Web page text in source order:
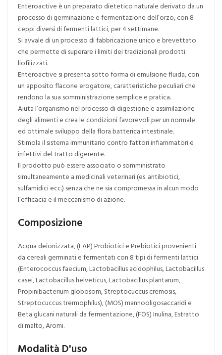
Enteroactive è un preparato dietetico naturale derivato da un
processo di germinazione e fermentazione dell’orzo, con 8
ceppi diversi di fermenti lattici, per 4 settimane.
Si avvale di un processo di fabbricazione unico e brevettato
che permette di superare i limiti dei tradizionali prodotti
liofilizzati.
Enteroactive si presenta sotto forma di emulsione fluida, con
un apposito flacone erogatore, caratteristiche peculiari che
rendono la sua somministrazione semplice e pratica.
Aiuta l’organismo nel processo di digestione e assimilazione
degli alimenti e crea le condizioni favorevoli per un normale
ed ottimale sviluppo della flora batterica intestinale.
Stimola il sistema immunitario contro fattori infiammatori e
infettivi del tratto digerente.
Il prodotto può essere associato o somministrato
simultaneamente a medicinali veterinari (es. antibiotici,
sulfamidici ecc.) senza che ne sia compromessa in alcun modo
l’efficacia e il meccanismo di azione.
Composizione
Acqua deionizzata, (FAP) Probiotici e Prebiotici provenienti
da cereali germinati e fermentati con 8 tipi di fermenti lattici
(Enterococcus faecium, Lactobacillus acidophilus, Lactobacillus
casei, Lactobacillus helveticus, Lactobacillus plantarum,
Propinibacterium globosom, Streptocuccus cremosis,
Streptocuccus trermophilus), (MOS) mannooligosaccaridi e
Beta glucani naturali da fermentazione, (FOS) Inulina, Estratto
di malto, Aromi.
Modalità D'uso